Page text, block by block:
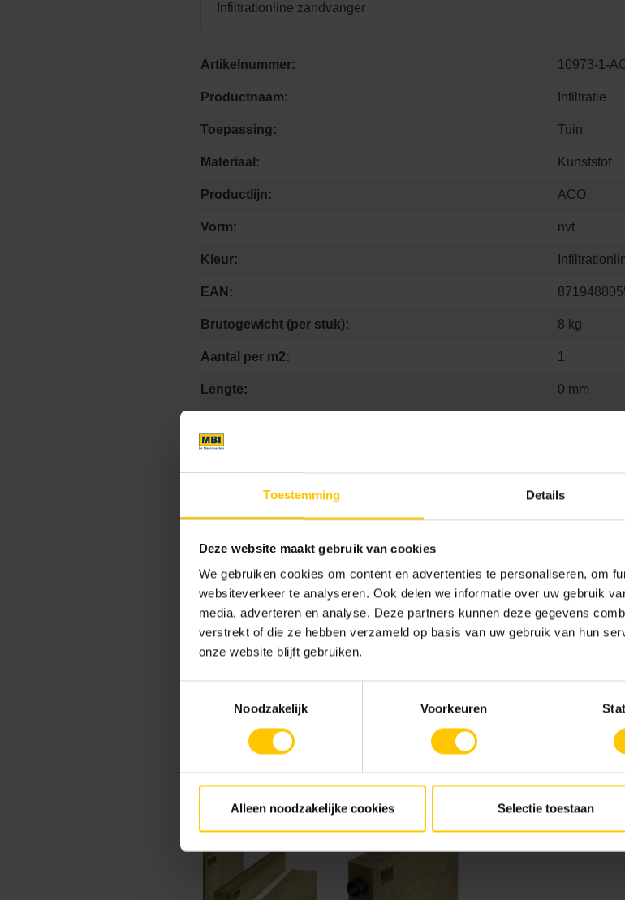
Toestemming Details
Deze website maakt gebruik van cookies
We gebruiken cookies om content en advertenties te personaliseren, om
websiteverkeer te analyseren. Ook delen we informatie over uw gebruik
media, adverteren en analyse. Deze partners kunnen deze gegevens
verstrekt of die ze hebben verzameld op basis van uw gebruik van hun
onze website blijft gebruiken.
Noodzakelijk
Voorkeuren
Alleen noodzakelijke cookies Selectie toestaan
Infiltrationline zandvanger
Artikelnummer: 10973-1-
Productnaam: Infiltratie
Toepassing: Tuin
Materiaal: Kunststof
Productlijn: ACO
Vorm: nvt
Kleur:
EAN:
Brutogewicht (per stuk): 8 kg
Aantal per m2: 1
Lengte: 0 mm
Hoogte:
Kleur
Standaard kleuren